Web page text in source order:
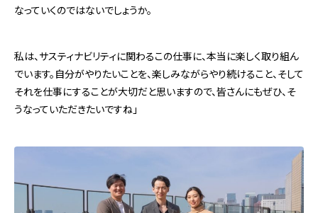
なっていくのではないでしょうか。
私は、サスティナビリティに関わるこの仕事に、本当に楽しく取り組ん
でいます。自分がやりたいことを、楽しみながらやり続けること、そして
それを仕事にすることが大切だと思いますので、皆さんにもぜひ、そ
うなっていただきたいですね」